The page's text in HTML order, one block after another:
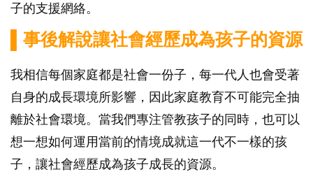
子的支援網絡。
▌事後解說讓社會經歷成為孩子的資源
我相信每個家庭都是社會一份子，每一代人也會受著
自身的成長環境所影響，因此家庭教育不可能完全抽
離於社會環境。當我們專注管教孩子的同時，也可以
想一想如何運用當前的情境成就這一代不一樣的孩
子，讓社會經歷成為孩子成長的資源。